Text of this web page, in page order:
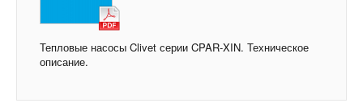
Тепловые насосы Clivet серии CPAR-XIN. Техническое
описание.